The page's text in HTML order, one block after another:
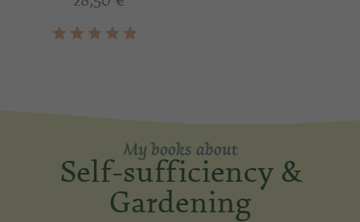
My books about
Self-sufficiency &
Gardening